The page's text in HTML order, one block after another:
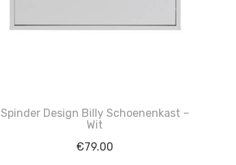
Spinder Design Billy Schoenenkast –
Wit
€79.00